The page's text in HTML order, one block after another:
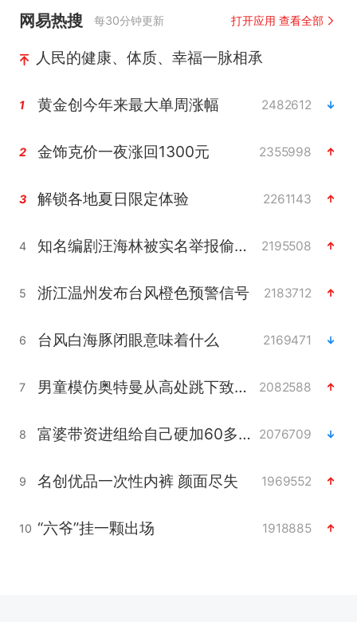
网易热搜 每30分钟更新 打开应用 查看全部
人民的健康、体质、幸福一脉相承
1 黄金创今年来最大单周涨幅 2482612
2 金饰克价一夜涨回1300元 2355998
3 解锁各地夏日限定体验 2261143
4 知名编剧汪海林被实名举报偷税漏税 2195508
5 浙江温州发布台风橙色预警信号 2183712
6 台风白海豚闭眼意味着什么 2169471
7 男童模仿奥特曼从高处跳下致骨折 2082588
8 富婆带资进组给自己硬加60多场吻戏 2076709
9 名创优品一次性内裤 颜面尽失 1969552
10 “六爷”挂一颗出场 1918885